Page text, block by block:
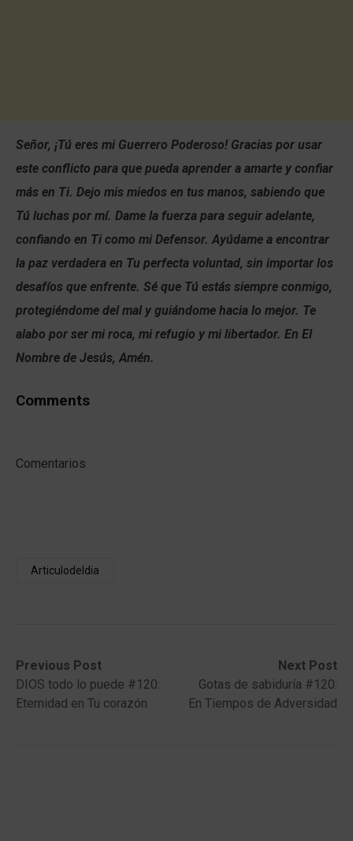
Señor, ¡Tú eres mi Guerrero Poderoso! Gracias por usar
este conflicto para que pueda aprender a amarte y confiar
más en Ti. Dejo mis miedos en tus manos, sabiendo que
Tú luchas por mí. Dame la fuerza para seguir adelante,
confiando en Ti como mi Defensor. Ayúdame a encontrar
la paz verdadera en Tu perfecta voluntad, sin importar los
desafíos que enfrente. Sé que Tú estás siempre conmigo,
protegiéndome del mal y guiándome hacia lo mejor. Te
alabo por ser mi roca, mi refugio y mi libertador. En El
Nombre de Jesús, Amén.
Comments
Comentarios
Articulodeldia
Post
navigation
Previous Post
Previous
post:DIOS todo lo puede #120:
Eternidad en Tu corazón
Next Post
Next
post:
Gotas de sabiduría #120:
En Tiempos de Adversidad